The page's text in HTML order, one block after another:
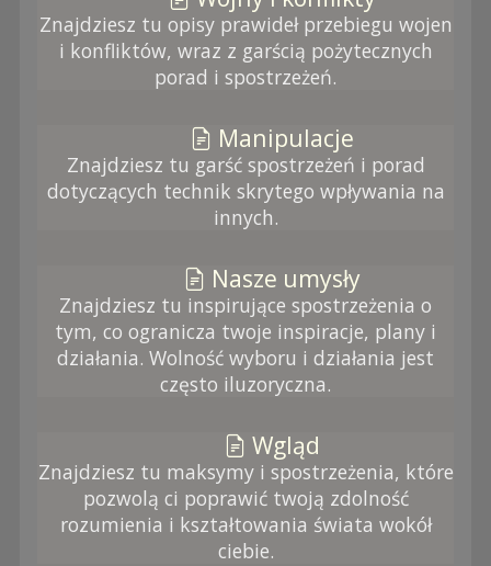
Znajdziesz tu opisy prawideł przebiegu wojen
i konfliktów, wraz z garścią pożytecznych
porad i spostrzeżeń.
Manipulacje
Znajdziesz tu garść spostrzeżeń i porad
dotyczących technik skrytego wpływania na
innych.
Nasze umysły
Znajdziesz tu inspirujące spostrzeżenia o
tym, co ogranicza twoje inspiracje, plany i
działania. Wolność wyboru i działania jest
często iluzoryczna.
Wgląd
Znajdziesz tu maksymy i spostrzeżenia, które
pozwolą ci poprawić twoją zdolność
rozumienia i kształtowania świata wokół
ciebie.